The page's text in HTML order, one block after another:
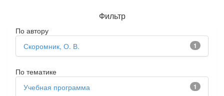
Фильтр
По автору
1
Скоромник, О. В.
По тематике
1
Учебная программа